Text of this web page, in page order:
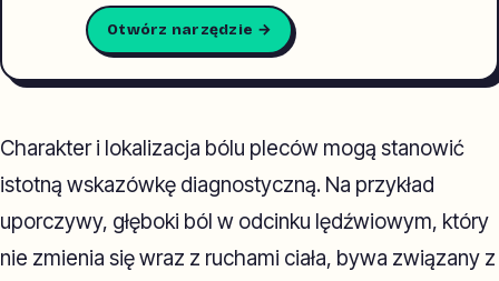
Otwórz narzędzie →
Charakter i lokalizacja bólu pleców mogą stanowić
istotną wskazówkę diagnostyczną. Na przykład
uporczywy, głęboki ból w odcinku lędźwiowym, który
nie zmienia się wraz z ruchami ciała, bywa związany z